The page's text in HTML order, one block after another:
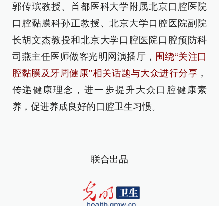
郭传瑸教授、首都医科大学附属北京口腔医院
口腔黏膜科孙正教授、北京大学口腔医院副院
长胡文杰教授和北京大学口腔医院口腔预防科
司燕主任医师做客光明网演播厅， 围绕“关注口
腔黏膜及牙周健康”相关话题与大众进行分享 ，
传递健康理念，进一步提升大众口腔健康素
养，促进养成良好的口腔卫生习惯。
联合出品